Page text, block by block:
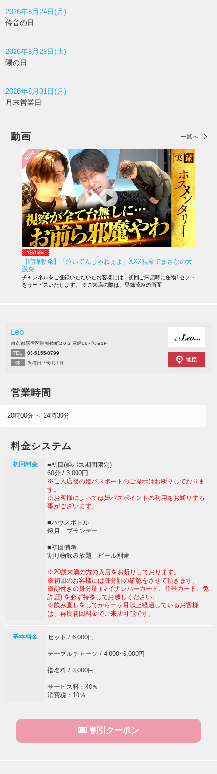
2026年8月24日(月)
伶音の日
2026年8月29日(土)
陽の日
2026年8月31日(月)
月末営業日
動画 一覧へ
NEW
【喧嘩勃発】「泣いてんじゃねぇよ」XXX視察でまさかの大
激突
チャンネルをご登録いただいたお客様には、初回ご来店時に缶物1セット
をサービスいたします。 ※ご来店の際は、登録済みの画面
Leo
東京都新宿区歌舞伎町2-9-3 三経59ビルB1F
TEL
03-5155-0799
休
火曜日・毎月1日 地図
営業時間
20時00分 ～ 24時30分
料金システム
初回料金
■初回(姫パス期間限定)
60分 / 3,000円
※ご入店後の姫パスポートのご提示はお断りしておりま
す。
※お客様によっては姫パスポイントの利用をお断りする
事がございます。
■ハウスボトル
鏡月、ブランデー
■初回備考
割り物飲み放題、ビール別途
※20歳未満の方の入店をお断りしております。
※初回のお客様には身分証の確認をさせて頂きます。
※顔付きの身分証 (マイナンバーカード、住基カード、免
許証) を必ず持参してお越しください。
※飲み直しをしてから一ヶ月以上経過しているお客様
は、再度初回料金でご来店可能です。
基本料金 セット / 6,000円
テーブルチャージ / 4,000~6,000円
指名料 / 3,000円
サービス料：40％
消費税：10％
割引クーポン